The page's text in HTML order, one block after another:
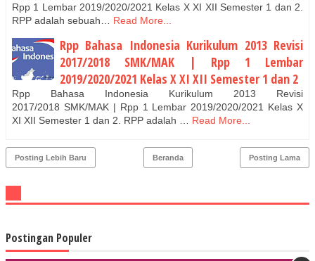
Rpp 1 Lembar 2019/2020/2021 Kelas X XI XII Semester 1 dan 2.
RPP adalah sebuah…
Read More...
Rpp Bahasa Indonesia Kurikulum 2013 Revisi
2017/2018 SMK/MAK | Rpp 1 Lembar
2019/2020/2021 Kelas X XI XII Semester 1 dan 2
Rpp Bahasa Indonesia Kurikulum 2013 Revisi
2017/2018 SMK/MAK | Rpp 1 Lembar 2019/2020/2021 Kelas X
XI XII Semester 1 dan 2. RPP adalah …
Read More...
Posting Lebih Baru Posting Lama
Beranda
Postingan Populer